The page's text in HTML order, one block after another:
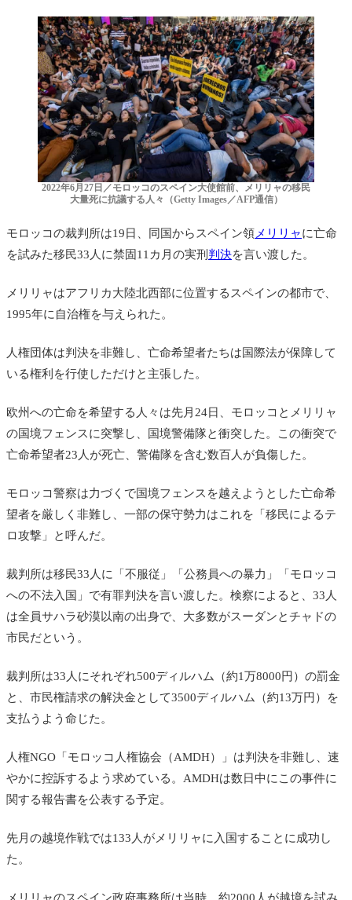
2022年6月27日／モロッコのスペイン大使館前、メリリャの移民
大量死に抗議する人々（Getty Images／AFP通信）
モロッコの裁判所は19日、同国からスペイン領 メリリャに亡命
を試みた移民33人に禁固11カ月の実刑 判決を言い渡した。
メリリャはアフリカ大陸北西部に位置する スペインの都市で、
1995年に自治権を与えられた。
人権団体は判決を非難し、亡命希望者たちは国際法が保障して
いる権利を行使しただけと主張した。
欧州への亡命を希望する人々は先月24日、モロッコとメリリャ
の国境フェンスに突撃し、国境警備隊と衝突した。この衝突で
亡命希望者23人が死亡、警備隊を含む数百人が負傷した。
モロッコ警察は力づくで国境フェンスを越えようとした亡命希
望者を厳しく非難し、一部の保守勢力はこれを「移民によるテ
ロ攻撃」と呼んだ。
裁判所は移民33人に「不服従」「公務員への暴力」「モロッコ
への不法入国」で有罪判決を言い渡した。検察によると、33人
は全員サハラ砂漠以南の出身で、大多数がスーダンとチャドの
市民だという。
裁判所は33人にそれぞれ500ディルハム（約1万8000円）の罰金
と、市民権請求の解決金として3500ディルハム（約13万円）を
支払うよう命じた。
人権NGO「モロッコ人権協会（AMDH）」は判決を非難し、速
やかに控訴するよう求めている。AMDHは数日中にこの事件に
関する報告書を公表する予定。
先月の越境作戦では133人がメリリャに入国することに成功し
た。